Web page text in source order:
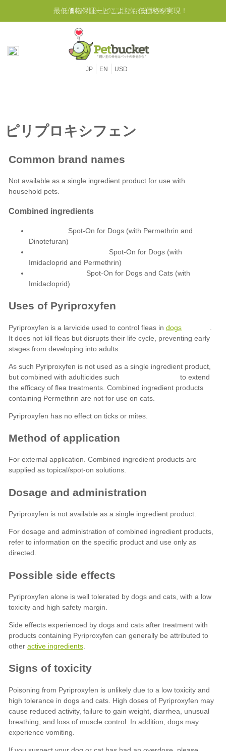
最低価格保証ーどこよりも低価格を実現！
50ドル以上のご注文で送料無料
JP EN USD
Spot-On for Dogs (with Permethrin and
Dinotefuran)
Spot-On for Dogs (with
Imidacloprid and Permethrin)
Spot-On for Dogs and Cats (with
Imidacloprid)
dogs
active ingredients